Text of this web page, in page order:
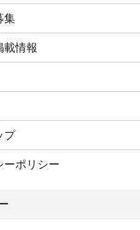
集
載情報
プ
ーポリシー